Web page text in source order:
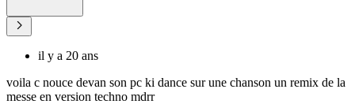
il y a 20 ans
voila c nouce devan son pc ki dance sur une chanson un remix de la
messe en version techno mdrr